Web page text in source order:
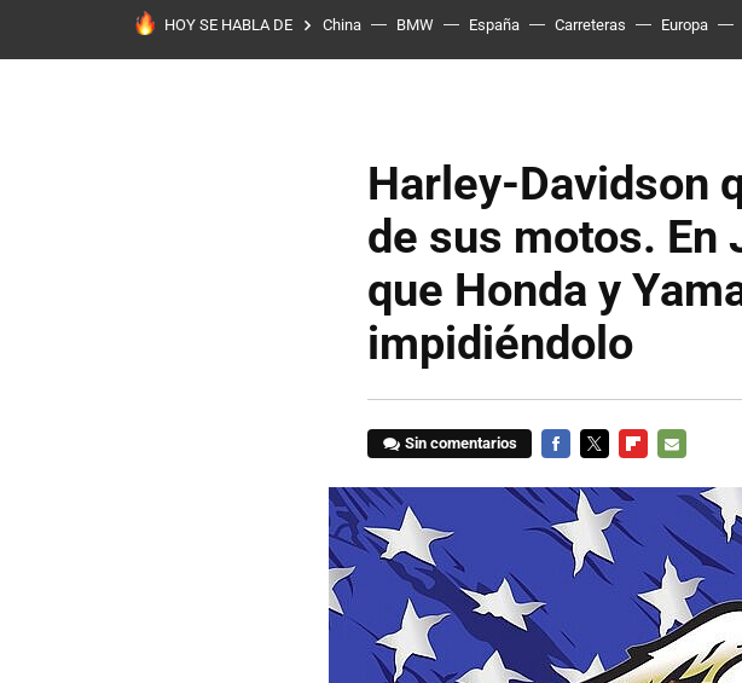
HOY SE HABLA DE China BMW España Carreteras Europa
Harley-Davidson
de sus motos. En
que Honda y
impidiéndolo
Sin comentarios
MAIL